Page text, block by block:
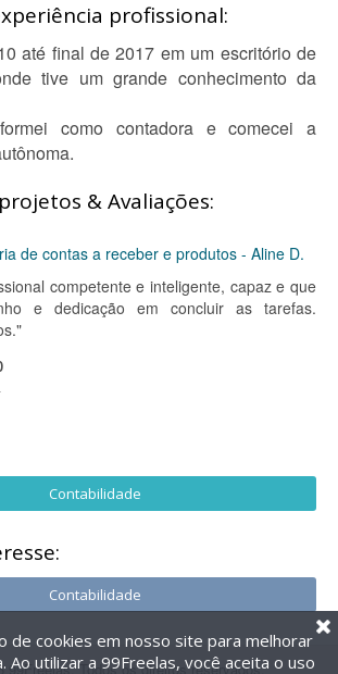
profissional:
até final de 2017 em um escritório de
tive um grande conhecimento da
como contadora e comecei a
& Avaliações:
de contas a receber e produtos - Aline D.
competente e inteligente, capaz e que
e dedicação em concluir as tarefas.
Contabilidade
Contabilidade
99Freelas. Todos os direitos reservados.
de cookies em nosso site para melhorar
Ao utilizar a 99Freelas, você aceita o uso